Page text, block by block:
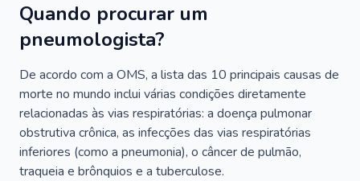
Quando procurar um
pneumologista?
De acordo com a OMS, a lista das 10 principais causas de
morte no mundo inclui várias condições diretamente
relacionadas às vias respiratórias: a doença pulmonar
obstrutiva crônica, as infecções das vias respiratórias
inferiores (como a pneumonia), o câncer de pulmão,
traqueia e brônquios e a tuberculose.